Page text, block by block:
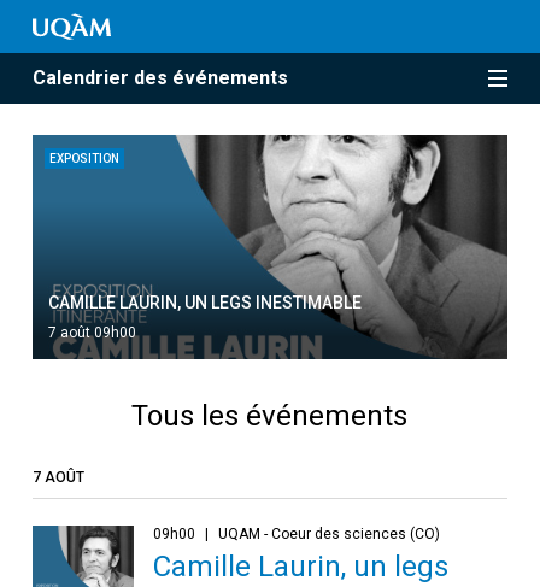
Calendrier des événements
EXPOSITION
CAMILLE LAURIN, UN LEGS INESTIMABLE
7 août 09h00
Tous les événements
7 AOÛT
09h00 UQAM - Coeur des sciences (CO)
Camille Laurin, un legs